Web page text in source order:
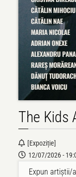
The Kids
[Expoziție]
12/07/2026 -
Expun artiștii/